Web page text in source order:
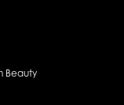
Beauty